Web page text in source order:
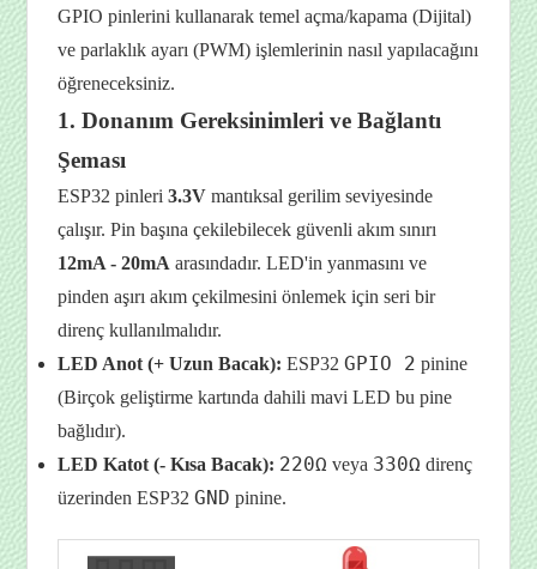
GPIO pinlerini kullanarak temel açma/kapama (Dijital)
ve parlaklık ayarı (PWM) işlemlerinin nasıl yapılacağını
öğreneceksiniz.
1. Donanım Gereksinimleri ve Bağlantı
Şeması
ESP32 pinleri3.3V mantıksal gerilim seviyesinde
çalışır. Pin başına çekilebilecek güvenli akım sınırı
12mA - 20mA arasındadır. LED'in yanmasını ve
pinden aşırı akım çekilmesini önlemek için seri bir
direnç kullanılmalıdır.
LED Anot (+ Uzun Bacak): ESP32GPIO 2 pinine
(Birçok geliştirme kartında dahili mavi LED bu pine
bağlıdır).
LED Katot (- Kısa Bacak): 220Ω veya 330Ω direnç
üzerinden ESP32GND pinine.